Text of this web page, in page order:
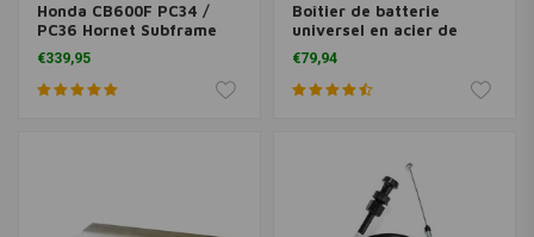
Honda CB600F PC34 /
PC36 Hornet Subframe
Kit
€339,95
Boîtier de batterie
universel en acier de
type 2
€79,94